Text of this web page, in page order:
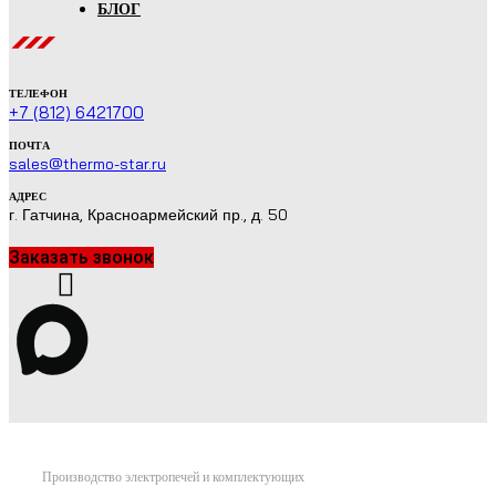
БЛОГ
ТЕЛЕФОН
+7 (812) 6421700
ПОЧТА
sales@thermo-star.ru
АДРЕС
г. Гатчина, Красноармейский пр., д. 50
Заказать звонок
Производство электропечей и комплектующих